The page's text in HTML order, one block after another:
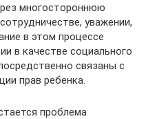
многостороннюю
уважении,
в этом процессе
в качестве социального
связаны с
прав ребенка.
проблема